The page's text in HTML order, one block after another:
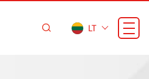
LT